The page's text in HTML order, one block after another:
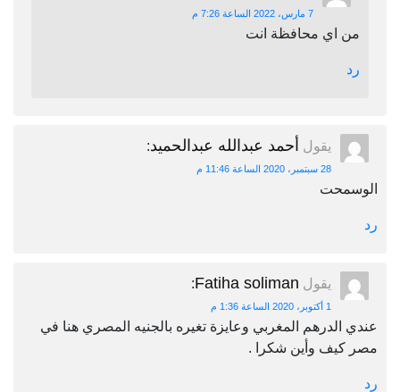
7 مارس، 2022 الساعة 7:26 م
من اي محافظة انت
رد
يقول أحمد عبدالله عبدالحميد:
28 سبتمبر، 2020 الساعة 11:46 م
الوسمحت
رد
يقول Fatiha soliman
:
1 أكتوبر، 2020 الساعة 1:36 م
عندي الدرهم المغربي وعايزة تغيره بالجنيه المصري هنا في
مصر كيف وأين شكرا .
رد